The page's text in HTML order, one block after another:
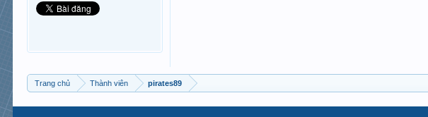
Trang chủ Thành viên pirates89